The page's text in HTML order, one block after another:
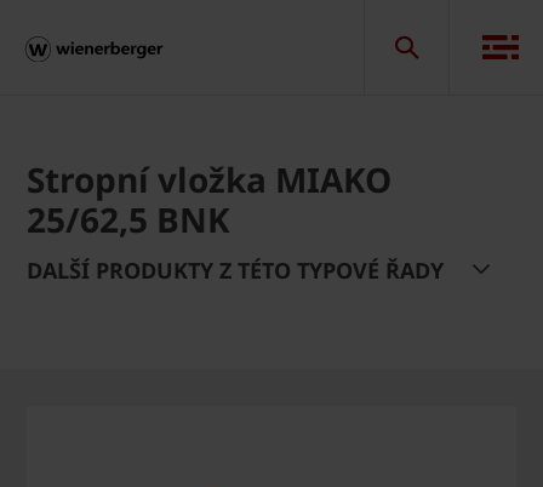
Stropní vložka MIAKO
25/62,5 BNK
DALŠÍ PRODUKTY Z TÉTO TYPOVÉ ŘADY